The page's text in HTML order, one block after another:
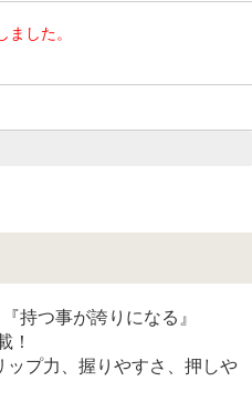
した。
持つ事が誇りになる』
！
プ力、握りやすさ、押しや